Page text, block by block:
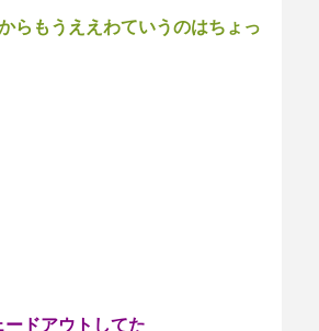
らもうええわていうのはちょっ
ドアウトしてた